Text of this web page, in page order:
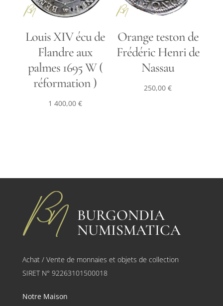
Louis XIV écu de
Flandre aux
palmes 1695 W (
réformation )
1 400,00 €
Orange teston de
Frédéric Henri de
Nassau
250,00€
BURGONDIA
NUMISMATICA
Achat / Vente de monnaies et objets de collection
SIRET N° 92263101500018
Notre Maison